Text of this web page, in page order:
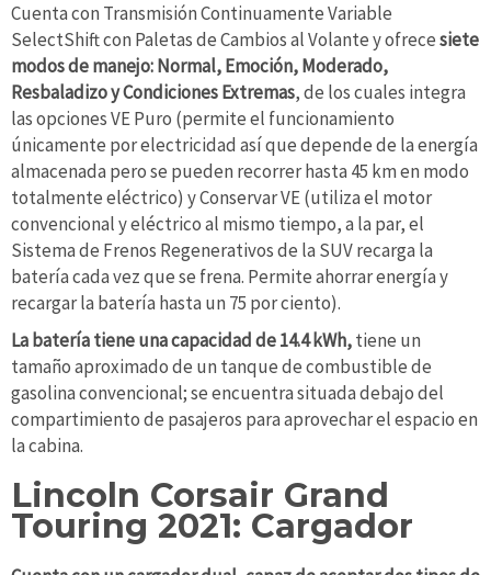
Cuenta con Transmisión Continuamente Variable
SelectShift con Paletas de Cambios al Volante y ofrecesiete
modos de manejo: Normal, Emoción, Moderado,
Resbaladizo y Condiciones Extremas, de los cuales integra
las opciones VE Puro (permite el funcionamiento
únicamente por electricidad así que depende de la energía
almacenada pero se pueden recorrer hasta 45 km en modo
totalmente eléctrico) y Conservar VE (utiliza el motor
convencional y eléctrico al mismo tiempo, a la par, el
Sistema de Frenos Regenerativos de la SUV recarga la
batería cada vez que se frena. Permite ahorrar energía y
recargar la batería hasta un 75 por ciento).
La batería tiene una capacidad de 14.4 kWh,tiene un
tamaño aproximado de un tanque de combustible de
gasolina convencional; se encuentra situada debajo del
compartimiento de pasajeros para aprovechar el espacio en
la cabina.
Lincoln Corsair Grand
Touring 2021: Cargador